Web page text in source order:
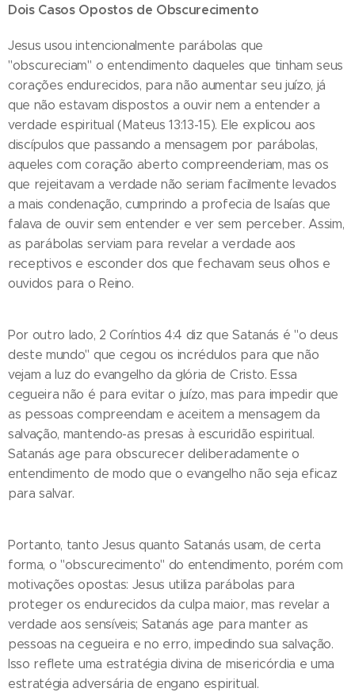
Dois Casos Opostos de Obscurecimento
Jesus usou intencionalmente parábolas que
"obscureciam" o entendimento daqueles que tinham seus
corações endurecidos, para não aumentar seu juízo, já
que não estavam dispostos a ouvir nem a entender a
verdade espiritual (Mateus 13:13-15). Ele explicou aos
discípulos que passando a mensagem por parábolas,
aqueles com coração aberto compreenderiam, mas os
que rejeitavam a verdade não seriam facilmente levados
a mais condenação, cumprindo a profecia de Isaías que
falava de ouvir sem entender e ver sem perceber. Assim,
as parábolas serviam para revelar a verdade aos
receptivos e esconder dos que fechavam seus olhos e
ouvidos para o Reino.
Por outro lado, 2 Coríntios 4:4 diz que Satanás é "o deus
deste mundo" que cegou os incrédulos para que não
vejam a luz do evangelho da glória de Cristo. Essa
cegueira não é para evitar o juízo, mas para impedir que
as pessoas compreendam e aceitem a mensagem da
salvação, mantendo-as presas à escuridão espiritual.
Satanás age para obscurecer deliberadamente o
entendimento de modo que o evangelho não seja eficaz
para salvar.
Portanto, tanto Jesus quanto Satanás usam, de certa
forma, o "obscurecimento" do entendimento, porém com
motivações opostas: Jesus utiliza parábolas para
proteger os endurecidos da culpa maior, mas revelar a
verdade aos sensíveis; Satanás age para manter as
pessoas na cegueira e no erro, impedindo sua salvação.
Isso reflete uma estratégia divina de misericórdia e uma
estratégia adversária de engano espiritual.